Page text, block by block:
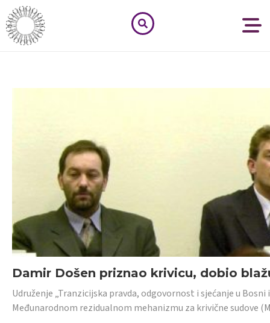
Damir Došen priznao krivicu, dobio
Udruženje „Tranzicijska pravda, odgovornost i sjećanje u
Međunarodnom rezidualnom mehanizmu za krivične sudove